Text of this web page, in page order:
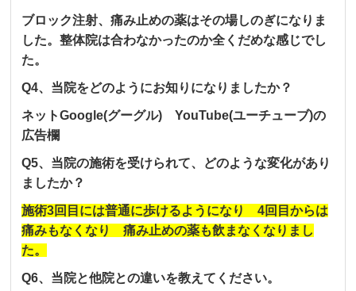
ブロック注射、痛み止めの薬はその場しのぎになりま
した。整体院は合わなかったのか全くだめな感じでし
た。
Q4、当院をどのようにお知りになりましたか？
ネットGoogle(グーグル) YouTube(ユーチューブ)の
広告欄
Q5、当院の施術を受けられて、どのような変化があり
ましたか？
施術3回目には普通に歩けるようになり 4回目からは
痛みもなくなり 痛み止めの薬も飲まなくなりまし
た。
Q6、当院と他院との違いを教えてください。